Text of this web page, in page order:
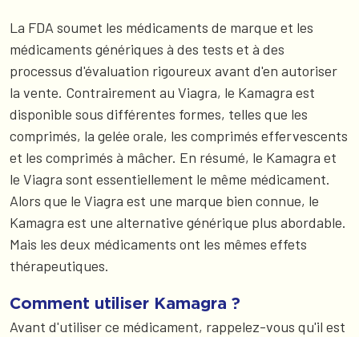
La FDA soumet les médicaments de marque et les
médicaments génériques à des tests et à des
processus d'évaluation rigoureux avant d'en autoriser
la vente. Contrairement au Viagra, le Kamagra est
disponible sous différentes formes, telles que les
comprimés, la gelée orale, les comprimés effervescents
et les comprimés à mâcher. En résumé, le Kamagra et
le Viagra sont essentiellement le même médicament.
Alors que le Viagra est une marque bien connue, le
Kamagra est une alternative générique plus abordable.
Mais les deux médicaments ont les mêmes effets
thérapeutiques.
Comment utiliser Kamagra ?
Avant d'utiliser ce médicament, rappelez-vous qu'il est